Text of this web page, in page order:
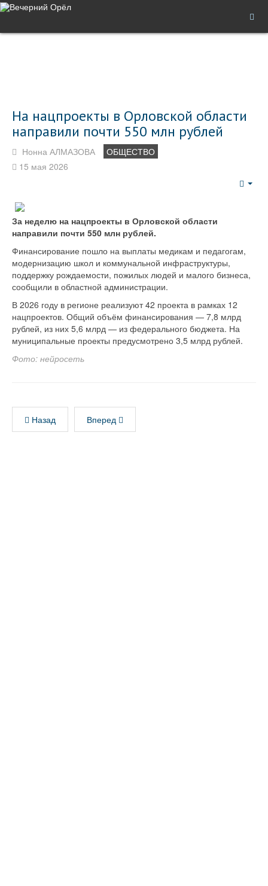
На нацпроекты в Орловской области
направили почти 550 млн рублей
Нонна АЛМАЗОВА
ОБЩЕСТВО
15 мая 2026
За неделю на нацпроекты в Орловской области
направили почти 550 млн рублей.
Финансирование пошло на выплаты медикам и педагогам,
модернизацию школ и коммунальной инфраструктуры,
поддержку рождаемости, пожилых людей и малого бизнеса,
сообщили в областной администрации.
В 2026 году в регионе реализуют 42 проекта в рамках 12
нацпроектов. Общий объём финансирования — 7,8 млрд
рублей, из них 5,6 млрд — из федерального бюджета. На
муниципальные проекты предусмотрено 3,5 млрд рублей.
Фото: нейросеть
Назад Вперед